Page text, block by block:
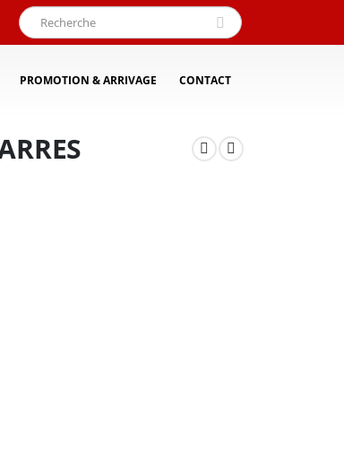
PROMOTION & ARRIVAGE CONTACT